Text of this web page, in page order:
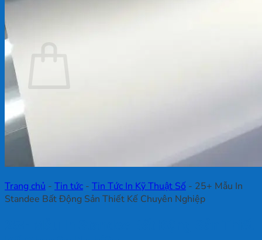
Quay trở lại cửa hàng
Trang chủ - Tin tức - Tin Tức In Kỹ Thuật Số - 25+ Mẫu In
Standee Bất Động Sản Thiết Kế Chuyên Nghiệp